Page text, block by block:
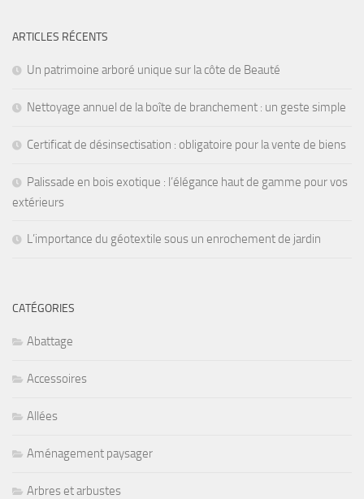
ARTICLES RÉCENTS
Un patrimoine arboré unique sur la côte de Beauté
Nettoyage annuel de la boîte de branchement : un geste simple
Certificat de désinsectisation : obligatoire pour la vente de biens
Palissade en bois exotique : l’élégance haut de gamme pour vos
extérieurs
L’importance du géotextile sous un enrochement de jardin
CATÉGORIES
Abattage
Accessoires
Allées
Aménagement paysager
Arbres et arbustes